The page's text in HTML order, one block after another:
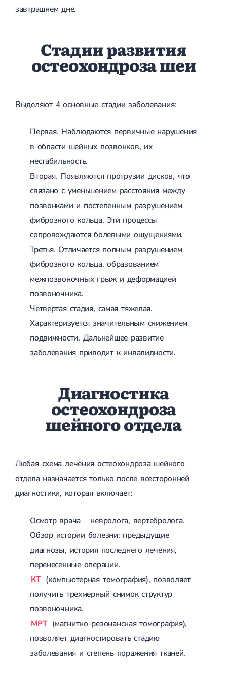
завтрашнем дне.
Стадии развития
остеохондроза шеи
Выделяют 4 основные стадии заболевания:
Первая. Наблюдаются первичные нарушения
в области шейных позвонков, их
нестабильность.
Вторая. Появляются протрузии дисков, что
связано с уменьшением расстояния между
позвонками и постепенным разрушением
фиброзного кольца. Эти процессы
сопровождаются болевыми ощущениями.
Третья. Отличается полным разрушением
фиброзного кольца, образованием
межпозвоночных грыж и деформацией
позвоночника.
Четвертая стадия, самая тяжелая.
Характеризуется значительным снижением
подвижности. Дальнейшее развитие
заболевания приводит к инвалидности.
Диагностика
остеохондроза
шейного отдела
Любая схема лечения остеохондроза шейного
отдела назначается только после всесторонней
диагностики, которая включает:
Осмотр врача – невролога, вертебролога.
Обзор истории болезни: предыдущие
диагнозы, история последнего лечения,
перенесенные операции.
КТ (компьютерная томография), позволяет
получить трехмерный снимок структур
позвоночника.
МРТ (магнитно-резонансная томография),
позволяет диагностировать стадию
заболевания и степень поражения тканей.